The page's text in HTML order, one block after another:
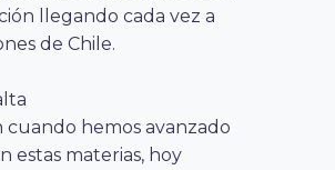
llegando cada vez a
de Chile.
cuando hemos avanzado
estas materias, hoy